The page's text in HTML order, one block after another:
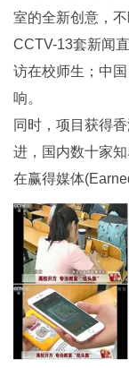
室的全新创意，
CCTV-13套新闻
访在校师生；中
响。
同时，项目获得
进，国内数十家
在赢得媒体